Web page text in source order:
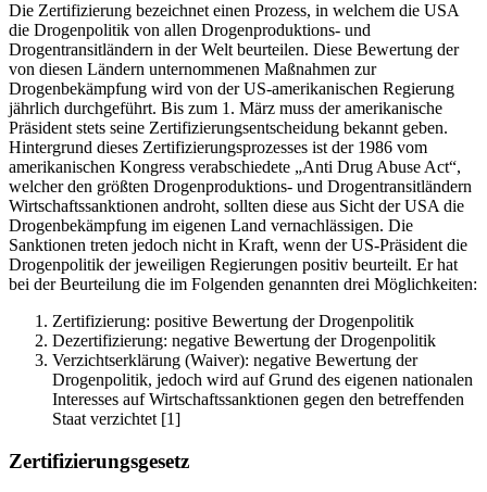
Die Zertifizierung bezeichnet einen Prozess, in welchem die USA
die Drogenpolitik von allen Drogenproduktions- und
Drogentransitländern in der Welt beurteilen. Diese Bewertung der
von diesen Ländern unternommenen Maßnahmen zur
Drogenbekämpfung wird von der US-amerikanischen Regierung
jährlich durchgeführt. Bis zum 1. März muss der amerikanische
Präsident stets seine Zertifizierungsentscheidung bekannt geben.
Hintergrund dieses Zertifizierungsprozesses ist der 1986 vom
amerikanischen Kongress verabschiedete „Anti Drug Abuse Act“,
welcher den größten Drogenproduktions- und Drogentransitländern
Wirtschaftssanktionen androht, sollten diese aus Sicht der USA die
Drogenbekämpfung im eigenen Land vernachlässigen. Die
Sanktionen treten jedoch nicht in Kraft, wenn der US-Präsident die
Drogenpolitik der jeweiligen Regierungen positiv beurteilt. Er hat
bei der Beurteilung die im Folgenden genannten drei Möglichkeiten:
Zertifizierung: positive Bewertung der Drogenpolitik
Dezertifizierung: negative Bewertung der Drogenpolitik
Verzichtserklärung (Waiver): negative Bewertung der
Drogenpolitik, jedoch wird auf Grund des eigenen nationalen
Interesses auf Wirtschaftssanktionen gegen den betreffenden
Staat verzichtet [1]
Zertifizierungsgesetz